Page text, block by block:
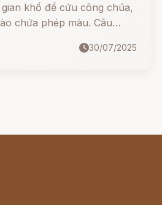
khổ để cứu công chúa,
chứa phép màu. Câu
là hành trình của sự thủy
30/07/2025